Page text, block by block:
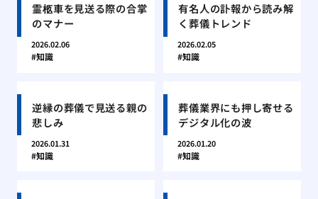
霊柩車を見送る際の合掌
のマナー
2026.02.06
知識
有名人の訃報から読み解
く葬儀トレンド
2026.02.05
知識
逆縁の葬儀で見送る親の
悲しみ
2026.01.31
知識
葬儀業界にも押し寄せる
デジタル化の波
2026.01.20
知識